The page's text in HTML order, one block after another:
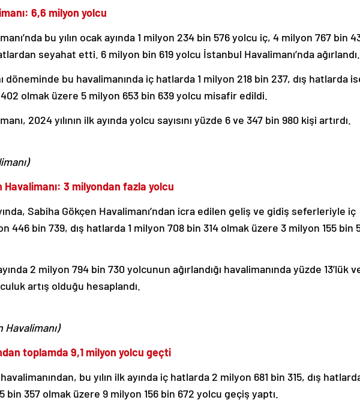
6,6 milyon yolcu
bu yılın ocak ayında 1 milyon 234 bin 576 yolcu iç, 4 milyon 767 bin
seyahat etti. 6 milyon bin 619 yolcu İstanbul Havalimanı’nda ağırlandı.
döneminde bu havalimanında iç hatlarda 1 milyon 218 bin 237, dış hatlarda
olmak üzere 5 milyon 653 bin 639 yolcu misafir edildi.
2024 yılının ilk ayında yolcu sayısını yüzde 6 ve 347 bin 980 kişi artırdı.
Havalimanı: 3 milyondan fazla yolcu
Sabiha Gökçen Havalimanı’ndan icra edilen geliş ve gidiş seferleriyle iç
446 bin 739, dış hatlarda 1 milyon 708 bin 314 olmak üzere 3 milyon 155 bin
2 milyon 794 bin 730 yolcunun ağırlandığı havalimanında yüzde 13’lük
artış olduğu hesaplandı.
Havalimanı)
toplamda 9,1 milyon yolcu geçti
bu yılın ilk ayında iç hatlarda 2 milyon 681 bin 315, dış
bin 357 olmak üzere 9 milyon 156 bin 672 yolcu geçiş yaptı.